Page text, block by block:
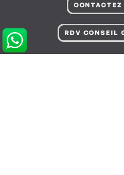
CONTACTEZ
RDV CONSEIL